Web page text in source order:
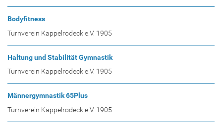
Bodyfitness
Turnverein Kappelrodeck e.V. 1905
Haltung und Stabilität Gymnastik
Turnverein Kappelrodeck e.V. 1905
Männergymnastik 65Plus
Turnverein Kappelrodeck e.V. 1905